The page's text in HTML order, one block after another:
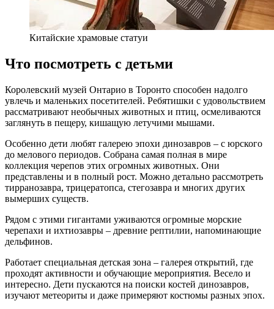
Китайские храмовые статуи
Что посмотреть с детьми
Королевский музей Онтарио в Торонто способен надолго
увлечь и маленьких посетителей. Ребятишки с удовольствием
рассматривают необычных животных и птиц, осмеливаются
заглянуть в пещеру, кишащую летучими мышами.
Особенно дети любят галерею эпохи динозавров – с юрского
до мелового периодов. Собрана самая полная в мире
коллекция черепов этих огромных животных. Они
представлены и в полный рост. Можно детально рассмотреть
тирранозавра, трицератопса, стегозавра и многих других
вымерших существ.
Рядом с этими гигантами уживаются огромные морские
черепахи и ихтиозавры – древние рептилии, напоминающие
дельфинов.
Работает специальная детская зона – галерея открытий, где
проходят активности и обучающие мероприятия. Весело и
интересно. Дети пускаются на поиски костей динозавров,
изучают метеориты и даже примеряют костюмы разных эпох.